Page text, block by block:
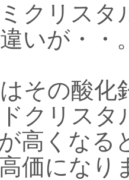
クリス
いが・・
その酸化
クリスタ
高くなる
価になり